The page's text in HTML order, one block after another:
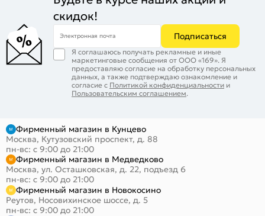
скидок!
Электронная почта Подписаться
Я соглашаюсь получать рекламные и иные
маркетинговые сообщения от ООО «169». Я
предоставляю согласие на обработку персональных
данных, а также подтверждаю ознакомление и
согласие с Политикой конфиденциальности и
Пользовательским соглашением.
Фирменный магазин в Кунцево
Москва, Кутузовский проспект, д. 88
пн-вс: с 9:00 до 21:00
Фирменный магазин в Медведково
Москва, ул. Осташковская, д. 22, подъезд 6
пн-вс: с 9:00 до 21:00
Фирменный магазин в Новокосино
Реутов, Носовихинское шоссе, д. 5
пн-вс: с 9:00 до 21:00